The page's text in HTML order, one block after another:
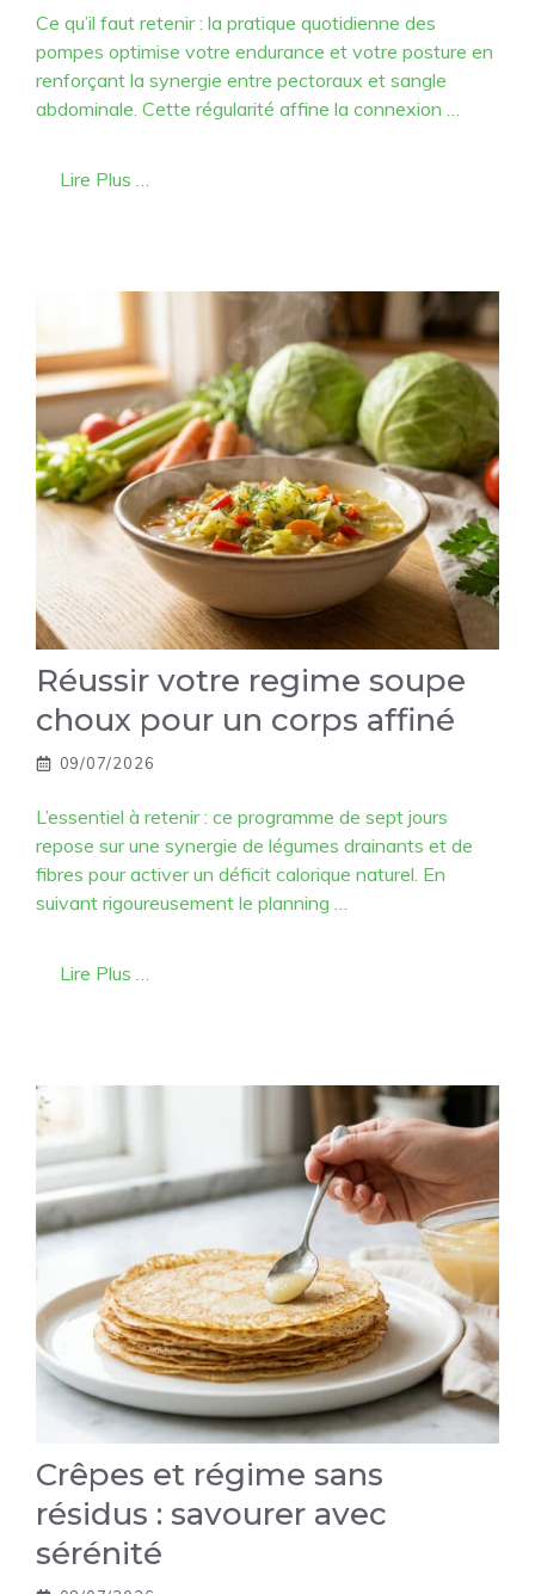
Ce qu’il faut retenir : la pratique quotidienne des
pompes optimise votre endurance et votre posture en
renforçant la synergie entre pectoraux et sangle
abdominale. Cette régularité affine la connexion …
Lire Plus …
Réussir votre regime soupe
choux pour un corps affiné
09/07/2026
L’essentiel à retenir : ce programme de sept jours
repose sur une synergie de légumes drainants et de
fibres pour activer un déficit calorique naturel. En
suivant rigoureusement le planning …
Lire Plus …
Crêpes et régime sans
résidus : savourer avec
sérénité